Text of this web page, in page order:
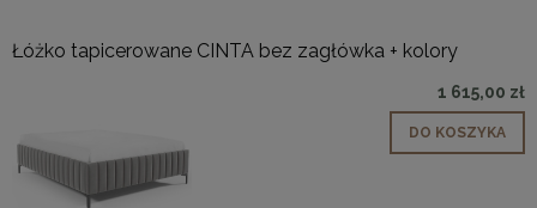
Łóżko tapicerowane CINTA bez zagłówka + kolory
1 615,00 zł
DO KOSZYKA